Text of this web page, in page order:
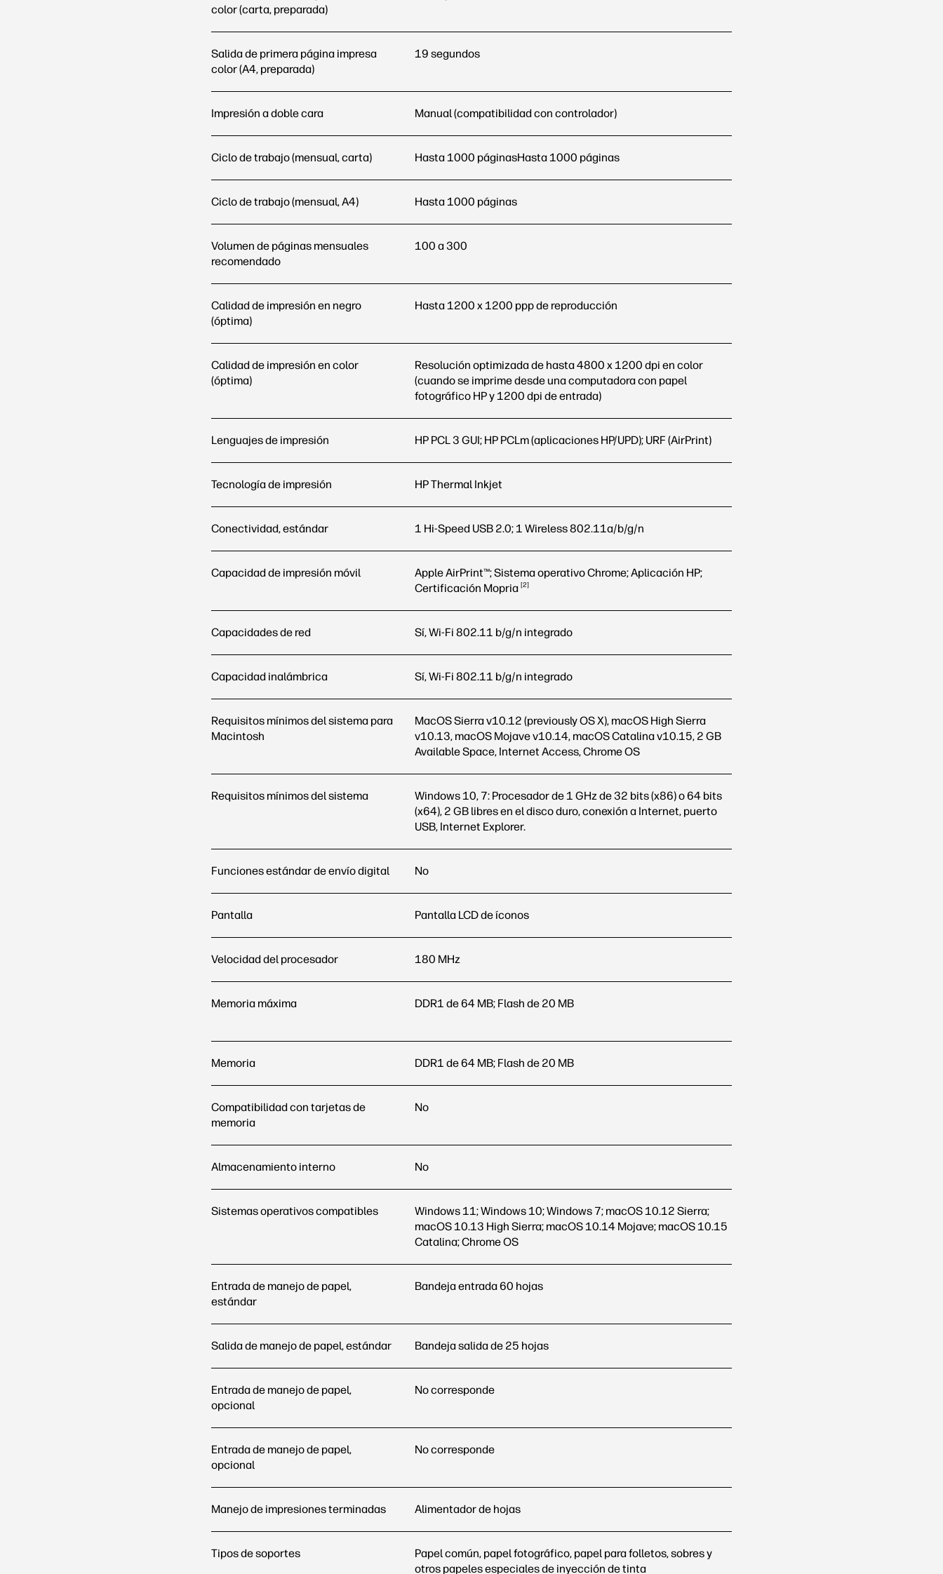
color (carta, preparada)
Salida de primera página impresa
color (A4, preparada)
19 segundos
Impresión a doble cara Manual (compatibilidad con controlador)
Ciclo de trabajo (mensual, carta) Hasta 1000 páginasHasta 1000 páginas
Ciclo de trabajo (mensual, A4) Hasta 1000 páginas
Volumen de páginas mensuales
recomendado
100 a 300
Calidad de impresión en negro
(óptima)
Hasta 1200 x 1200 ppp de reproducción
Calidad de impresión en color
(óptima)
Resolución optimizada de hasta 4800 x 1200 dpi en color
(cuando se imprime desde una computadora con papel
fotográfico HP y 1200 dpi de entrada)
Lenguajes de impresión HP PCL 3 GUI; HP PCLm (aplicaciones HP/UPD); URF (AirPrint)
Tecnología de impresión HP Thermal Inkjet
Conectividad, estándar 1 Hi-Speed USB 2.0; 1 Wireless 802.11a/b/g/n
Capacidad de impresión móvil
Apple AirPrint™; Sistema operativo Chrome; Aplicación HP;
Certificación Mopria 2
Capacidades de red Sí, Wi-Fi 802.11 b/g/n integrado
Capacidad inalámbrica Sí, Wi-Fi 802.11 b/g/n integrado
Requisitos mínimos del sistema para
Macintosh
MacOS Sierra v10.12 (previously OS X), macOS High Sierra
v10.13, macOS Mojave v10.14, macOS Catalina v10.15, 2 GB
Available Space, Internet Access, Chrome OS
Requisitos mínimos del sistema
Windows 10, 7: Procesador de 1 GHz de 32 bits (x86) o 64 bits
(x64), 2 GB libres en el disco duro, conexión a Internet, puerto
USB, Internet Explorer.
Funciones estándar de envío digital No
Pantalla Pantalla LCD de íconos
Velocidad del procesador 180 MHz
Memoria máxima DDR1 de 64 MB; Flash de 20 MB
Memoria DDR1 de 64 MB; Flash de 20 MB
Compatibilidad con tarjetas de
memoria
No
Almacenamiento interno No
Sistemas operativos compatibles
Windows 11; Windows 10; Windows 7; macOS 10.12 Sierra;
macOS 10.13 High Sierra; macOS 10.14 Mojave; macOS 10.15
Catalina; Chrome OS
Entrada de manejo de papel,
estándar
Bandeja entrada 60 hojas
Salida de manejo de papel, estándar Bandeja salida de 25 hojas
Entrada de manejo de papel,
opcional
No corresponde
Entrada de manejo de papel,
opcional
No corresponde
Manejo de impresiones terminadas Alimentador de hojas
Tipos de soportes
Papel común, papel fotográfico, papel para folletos, sobres y
otros papeles especiales de inyección de tinta